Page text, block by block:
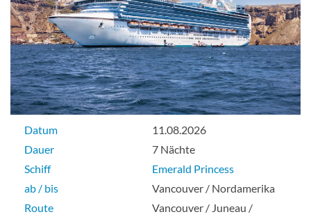
Datum
11.08.2026
Dauer
7 Nächte
Schiff
Emerald Princess
ab / bis
Vancouver / Nordamerika
Route
Vancouver / Juneau /